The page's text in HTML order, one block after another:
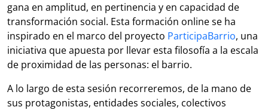
gana en amplitud, en pertinencia y en capacidad de
transformación social. Esta formación online se ha
inspirado en el marco del proyecto ParticipaBarrio, una
iniciativa que apuesta por llevar esta filosofía a la escala
de proximidad de las personas: el barrio.
A lo largo de esta sesión recorreremos, de la mano de
sus protagonistas, entidades sociales, colectivos